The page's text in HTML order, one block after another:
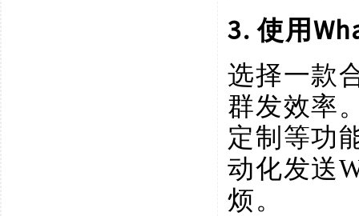
3. 使用
选择一款
群发效率
定制等功
动化发送
烦。